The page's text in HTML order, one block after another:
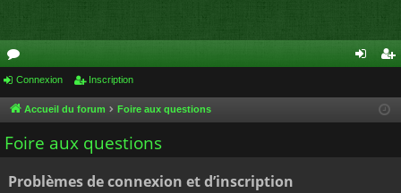
or
u
m
cri
Connexion Inscription
Accueil du forum Foire aux questions
Foire aux questions
Problèmes de connexion et d’inscription